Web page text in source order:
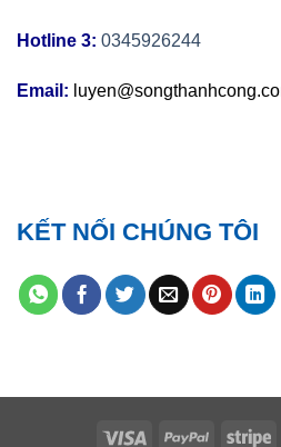
Hotline 3: 0345926244
Email:
KẾT NỐI CHÚNG TÔI
Visa PayPal